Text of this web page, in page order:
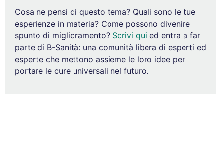
Cosa ne pensi di questo tema? Quali sono le tue
esperienze in materia? Come possono divenire
spunto di miglioramento? Scrivi qui ed entra a far
parte di B-Sanità: una comunità libera di esperti ed
esperte che mettono assieme le loro idee per
portare le cure universali nel futuro.